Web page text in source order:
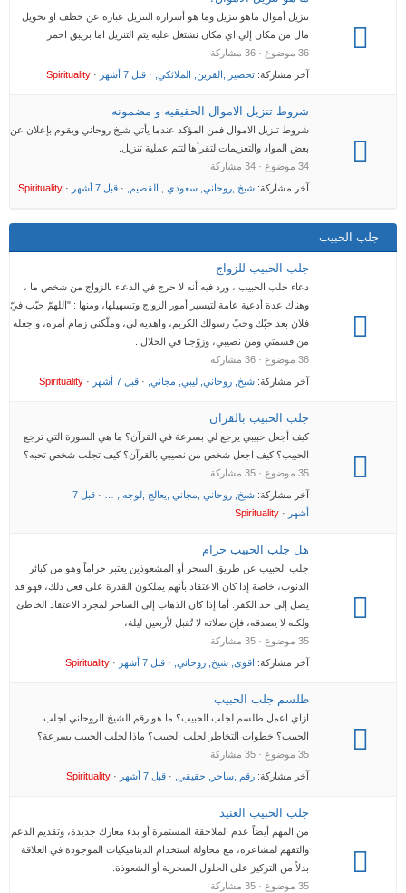
تنزيل أموال ماهو تنزيل وما هو أسراره التنزيل عبارة عن خطف او تحويل
مال من مكان إلي اي مكان نشتغل عليه يتم التنزيل اما بزيبق احمر .
36 موضوع · 36 مشاركة
آخر مشاركة: تحضير ,القرين, الملائكي, · قبل 7 أشهر ·
Spirituality
شروط تنزيل الاموال الحقيقيه و مضمونه
شروط تنزيل الاموال فمن المؤكد عندما يأتي شيخ روحاني ويقوم بإعلان عن
بعض المواد والتعزيمات لتقرأها لتتم عملية تنزيل.
34 موضوع · 34 مشاركة
آخر مشاركة: شيخ ,روحاني, سعودي , القصيم, · قبل 7 أشهر ·
Spirituality
جلب الحبيب
جلب الحبيب للزواج
دعاء جلب الحبيب ، ورد فيه أنه لا حرج في الدعاء بالزواج من شخص ما ،
وهناك عدة أدعية عامة لتيسير أمور الزواج وتسهيلها، ومنها : "اللهمّ حبّب فيّ
فلان بعد حبّك وحبّ رسولك الكريم، واهديه لي، وملّكني زمام أمره، واجعله
من قسمتي ومن نصيبي، وزوّجنا في الحلال .
36 موضوع · 36 مشاركة
آخر مشاركة: شيخ, روحاني, ليبي, مجاني, · قبل 7 أشهر ·
Spirituality
جلب الحبيب بالقران
كيف أجعل حبيبي يرجع لي بسرعة في القرآن؟ ما هي السورة التي ترجع
الحبيب؟ كيف اجعل شخص من نصيبي بالقرآن؟ كيف تجلب شخص تحبه؟
35 موضوع · 35 مشاركة
آخر مشاركة: شيخ, روحاني ,مجاني ,يعالج ,لوجه , … ·
قبل 7
أشهر ·
Spirituality
هل جلب الحبيب حرام
جلب الحبيب عن طريق السحر أو المشعوذين يعتبر حراماً وهو من كبائر
الذنوب، خاصة إذا كان الاعتقاد بأنهم يملكون القدرة على فعل ذلك، فهو قد
يصل إلى حد الكفر. أما إذا كان الذهاب إلى الساحر لمجرد الاعتقاد الخاطئ
ولكنه لا يصدقه، فإن صلاته لا تُقبل لأربعين ليلة،
35 موضوع · 35 مشاركة
آخر مشاركة: اقوى, شيخ, روحاني, · قبل 7 أشهر ·
Spirituality
طلسم جلب الحبيب
ازاي اعمل طلسم لجلب الحبيب؟ ما هو رقم الشيخ الروحاني لجلب
الحبيب؟ خطوات التخاطر لجلب الحبيب؟ ماذا لجلب الحبيب بسرعة؟
35 موضوع · 35 مشاركة
آخر مشاركة: رقم ,ساحر, حقيقي, · قبل 7 أشهر ·
Spirituality
جلب الحبيب العنيد
من المهم أيضاً عدم الملاحقة المستمرة أو بدء معارك جديدة، وتقديم الدعم
والتفهم لمشاعره، مع محاولة استخدام الديناميكيات الموجودة في العلاقة
بدلاً من التركيز على الحلول السحرية أو الشعوذة.
35 موضوع · 35 مشاركة